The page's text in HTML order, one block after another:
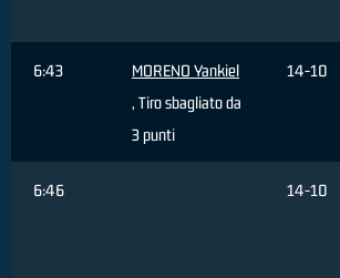
6:43
MORENO Yankiel
, Tiro sbagliato da
3 punti
14-10
6:46 14-10